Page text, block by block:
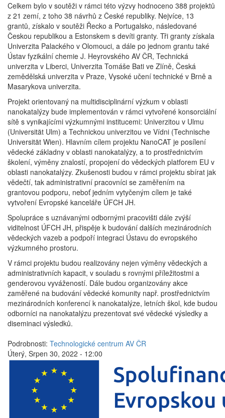
Celkem bylo v soutěži v rámci této výzvy hodnoceno 388 projektů
z 21 zemí, z toho 38 návrhů z České republiky. Nejvíce, 13
grantů, získalo v soutěži Řecko a Portugalsko, následované
Českou republikou a Estonskem s devíti granty. Tři granty získala
Univerzita Palackého v Olomouci, a dále po jednom grantu také
Ústav fyzikální chemie J. Heyrovského AV ČR, Technická
univerzita v Liberci, Univerzita Tomáše Bati ve Zlíně, Česká
zemědělská univerzita v Praze, Vysoké učení technické v Brně a
Masarykova univerzita.
Projekt orientovaný na multidisciplinární výzkum v oblasti
nanokatalýzy bude implementován v rámci vytvořené konsorciální
sítě s vynikajícími výzkumnými institucemi: Univerzitou v Ulmu
(Universität Ulm) a Technickou univerzitou ve Vídni (Technische
Universität Wien). Hlavním cílem projektu NanoCAT je posílení
vědecké základny v oblasti nanokatalýzy, a to prostřednictvím
školení, výměny znalostí, propojení do vědeckých platforem EU v
oblasti nanokatalýzy. Zkušenosti budou v rámci projektu sbírat jak
vědečtí, tak administrativní pracovníci se zaměřením na
grantovou podporu, neboť jedním vytyčeným cílem je také
vytvoření Evropské kanceláře ÚFCH JH.
Spolupráce s uznávanými odbornými pracovišti dále zvýší
viditelnost ÚFCH JH, přispěje k budování dalších mezinárodních
vědeckých vazeb a podpoří integraci Ústavu do evropského
výzkumného prostoru.
V rámci projektu budou realizovány nejen výměny vědeckých a
administrativních kapacit, v souladu s rovnými příležitostmi a
genderovou vyvážeností. Dále budou organizovány akce
zaměřené na budování vědecké komunity např. prostřednictvím
mezinárodních konferencí k nanokatalýze, letních škol, kde budou
odborníci na nanokatalýzu prezentovat své vědecké výsledky a
diseminaci výsledků.
Podrobnosti: Technologické centrum AV ČR
Úterý, Srpen 30, 2022 - 12:00